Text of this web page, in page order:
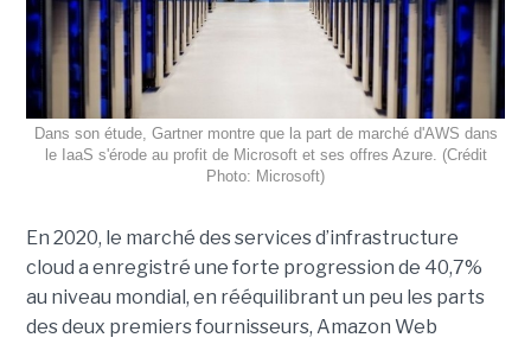
Dans son étude, Gartner montre que la part de marché d'AWS dans
le IaaS s'érode au profit de Microsoft et ses offres Azure. (Crédit
Photo: Microsoft)
En 2020, le marché des services d’infrastructure
cloud a enregistré une forte progression de 40,7%
au niveau mondial, en rééquilibrant un peu les parts
des deux premiers fournisseurs, Amazon Web